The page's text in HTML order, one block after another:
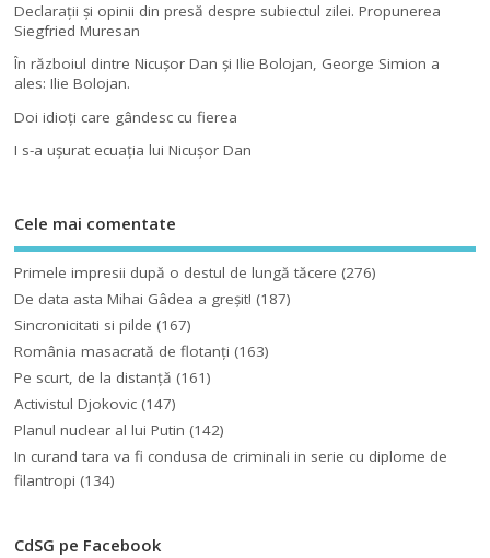
Declaraţii şi opinii din presă despre subiectul zilei. Propunerea
Siegfried Muresan
În războiul dintre Nicuşor Dan şi Ilie Bolojan, George Simion a
ales: Ilie Bolojan.
Doi idioţi care gândesc cu fierea
I s-a uşurat ecuaţia lui Nicuşor Dan
Cele mai comentate
Primele impresii după o destul de lungă tăcere (276)
De data asta Mihai Gâdea a greşit! (187)
Sincronicitati si pilde (167)
România masacrată de flotanţi (163)
Pe scurt, de la distanță (161)
Activistul Djokovic (147)
Planul nuclear al lui Putin (142)
In curand tara va fi condusa de criminali in serie cu diplome de
filantropi (134)
CdSG pe Facebook